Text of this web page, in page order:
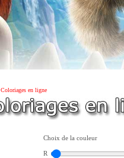
Coloriages en ligne
Choix de la couleur
R